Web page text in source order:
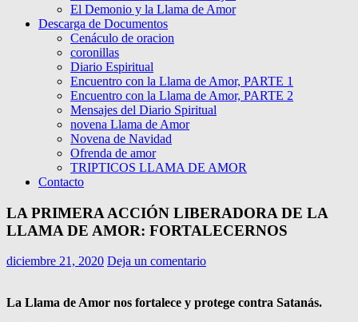
El Demonio y la Llama de Amor
Descarga de Documentos
Cenáculo de oracion
coronillas
Diario Espiritual
Encuentro con la Llama de Amor, PARTE 1
Encuentro con la Llama de Amor, PARTE 2
Mensajes del Diario Spiritual
novena Llama de Amor
Novena de Navidad
Ofrenda de amor
TRIPTICOS LLAMA DE AMOR
Contacto
LA PRIMERA ACCIÓN LIBERADORA DE LA
LLAMA DE AMOR: FORTALECERNOS
diciembre 21, 2020 Deja un comentario
La Llama de Amor nos fortalece y protege contra Satanás.